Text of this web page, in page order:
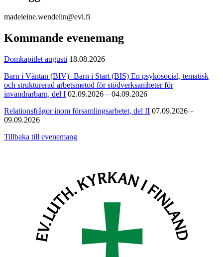
madeleine.wendelin@evl.fi
Kommande evenemang
Domkapitlet augusti 18.08.2026
Barn i Väntan (BIV)- Barn i Start (BIS) En psykosocial, tematisk
och strukturerad arbetsmetod för stödverksamheter för
invandrarbarn, del I 02.09.2026 – 04.09.2026
Relationsfrågor inom församlingsarbetet, del II 07.09.2026 –
09.09.2026
Tillbaka till evenemang